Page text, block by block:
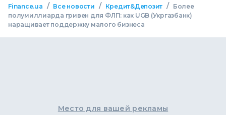
Finance.ua / Все новости / Кредит&Депозит /
Более
полумиллиарда гривен для ФЛП: как UGB (Укргазбанк)
наращивает поддержку малого бизнеса
Место для вашей рекламы